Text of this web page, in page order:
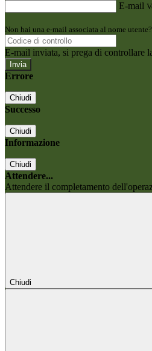
E-mail
Non hai una e-mail associata al nome
E-mail inviata, si prega di controllare
Errore
Chiudi
Successo
Chiudi
Informazione
Chiudi
Attendere...
Attendere il completamento
Chiudi